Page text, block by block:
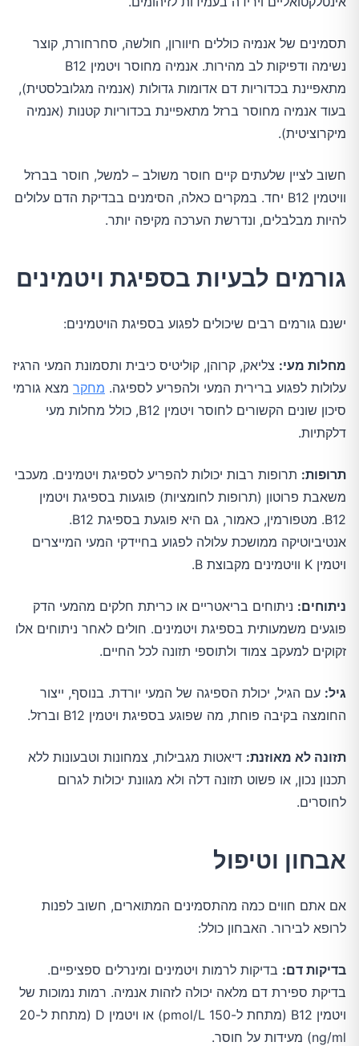
תסמינים של אנמיה כוללים חיוורון, חולשה, סחרחורת, קוצר
נשימה ודפיקות לב מהירות. אנמיה מחוסר ויטמין B12
מתאפיינת בכדוריות דם אדומות גדולות (אנמיה מגלובלסטית),
בעוד אנמיה מחוסר ברזל מתאפיינת בכדוריות קטנות (אנמיה
מיקרוציטית).
חשוב לציין שלעתים קיים חוסר משולב – למשל, חוסר בברזל
וויטמין B12 יחד. במקרים כאלה, הסימנים בבדיקת הדם עלולים
להיות מבלבלים, ונדרשת הערכה מקיפה יותר.
גורמים לבעיות בספיגת ויטמינים
ישנם גורמים רבים שיכולים לפגוע בספיגת הויטמינים:
מחלות מעי: צליאק, קרוהן, קוליטיס כיבית ותסמונת המעי הרגיז
עלולות לפגוע ברירית המעי ולהפריע לספיגה. מחקר מצא גורמי
סיכון שונים הקשורים לחוסר ויטמין B12, כולל מחלות מעי
דלקתיות.
תרופות: תרופות רבות יכולות להפריע לספיגת ויטמינים. מעכבי
משאבת פרוטון (תרופות לחומציות) פוגעות בספיגת ויטמין
B12. מטפורמין, כאמור, גם היא פוגעת בספיגת B12.
אנטיביוטיקה ממושכת עלולה לפגוע בחיידקי המעי המייצרים
ויטמין K וויטמינים מקבוצת B.
ניתוחים: ניתוחים בריאטריים או כריתת חלקים מהמעי הדק
פוגעים משמעותית בספיגת ויטמינים. חולים לאחר ניתוחים אלו
זקוקים למעקב צמוד ולתוספי תזונה לכל החיים.
גיל: עם הגיל, יכולת הספיגה של המעי יורדת. בנוסף, ייצור
החומצה בקיבה פוחת, מה שפוגע בספיגת ויטמין B12 וברזל.
תזונה לא מאוזנת: דיאטות מגבילות, צמחונות וטבעונות ללא
תכנון נכון, או פשוט תזונה דלה ולא מגוונת יכולות לגרום
לחוסרים.
אבחון וטיפול
אם אתם חווים כמה מהתסמינים המתוארים, חשוב לפנות
לרופא לבירור. האבחון כולל:
בדיקות דם: בדיקות לרמות ויטמינים ומינרלים ספציפיים.
בדיקת ספירת דם מלאה יכולה לזהות אנמיה. רמות נמוכות של
ויטמין B12 (מתחת ל-150 pmol/L) או ויטמין D (מתחת ל-20
ng/ml) מעידות על חוסר.